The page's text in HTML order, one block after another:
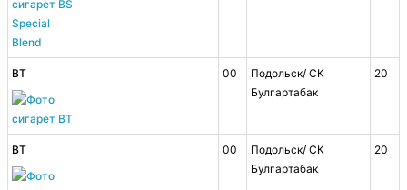
BT 00
Подольск/ СК
Булгартабак
20
BT 00
Подольск/ СК
Булгартабак
20